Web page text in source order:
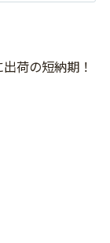
荷の短納期！